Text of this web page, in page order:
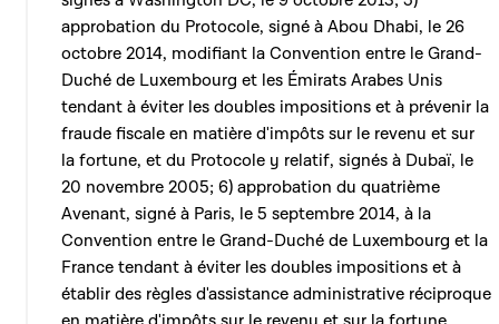
approbation du Protocole, signé à Abou Dhabi, le 26
octobre 2014, modifiant la Convention entre le Grand-
Duché de Luxembourg et les Émirats Arabes Unis
tendant à éviter les doubles impositions et à prévenir la
fraude fiscale en matière d'impôts sur le revenu et sur
la fortune, et du Protocole y relatif, signés à Dubaï, le
20 novembre 2005; 6) approbation du quatrième
Avenant, signé à Paris, le 5 septembre 2014, à la
Convention entre le Grand-Duché de Luxembourg et la
France tendant à éviter les doubles impositions et à
établir des règles d'assistance administrative réciproque